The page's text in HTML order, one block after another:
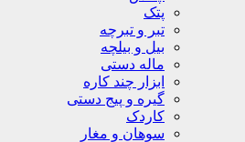
پتک
تبر و تبرچه
بیل و بیلچه
ماله دستی
ابزار چند کاره
گیره و پیج دستی
کاردک
سوهان و مغار